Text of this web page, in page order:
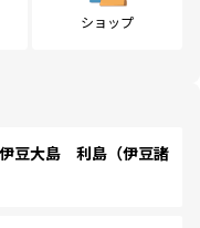
ショップ
大島 利島（伊豆諸